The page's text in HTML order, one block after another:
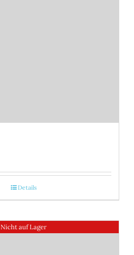
Details
Nicht auf Lager